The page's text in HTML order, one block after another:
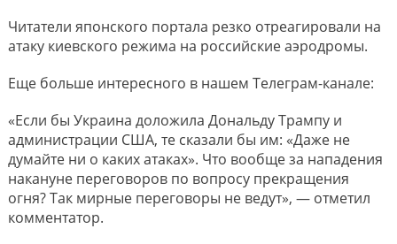
Читатели японского портала резко отреагировали на
атаку киевского режима на российские аэродромы.
Еще больше интересного в нашем Телеграм-канале:
«Если бы Украина доложила Дональду Трампу и
администрации США, те сказали бы им: «Даже не
думайте ни о каких атаках». Что вообще за нападения
накануне переговоров по вопросу прекращения
огня? Так мирные переговоры не ведут», — отметил
комментатор.